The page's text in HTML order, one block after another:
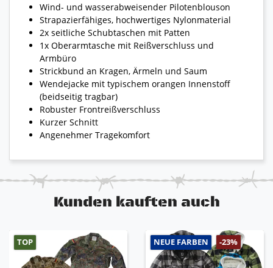
Wind- und wasserabweisender Pilotenblouson
Strapazierfähiges, hochwertiges Nylonmaterial
2x seitliche Schubtaschen mit Patten
1x Oberarmtasche mit Reißverschluss und
Armbüro
Strickbund an Kragen, Ärmeln und Saum
Wendejacke mit typischem orangen Innenstoff
(beidseitig tragbar)
Robuster Frontreißverschluss
Kurzer Schnitt
Angenehmer Tragekomfort
Kunden kauften auch
TOP NEUE FARBEN -23%